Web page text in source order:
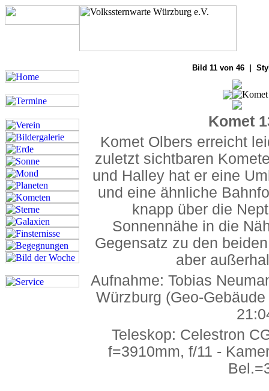
Bild 11 von 46 |
Komet
Komet Olbers erreicht
zuletzt sichtbaren
und Halley hat er eine
und eine ähnliche
knapp über die
Sonnennähe in die
Gegensatz zu den
aber
Aufnahme: Tobias
Würzburg (Geo-
Teleskop: Celestron
f=3910mm, f/11 -